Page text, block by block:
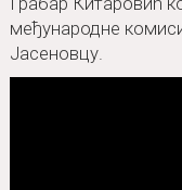
међународне
Јасеновцу.